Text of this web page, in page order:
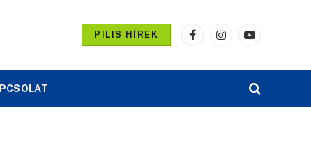
PILIS HÍREK
FacebookInstagramYouTube